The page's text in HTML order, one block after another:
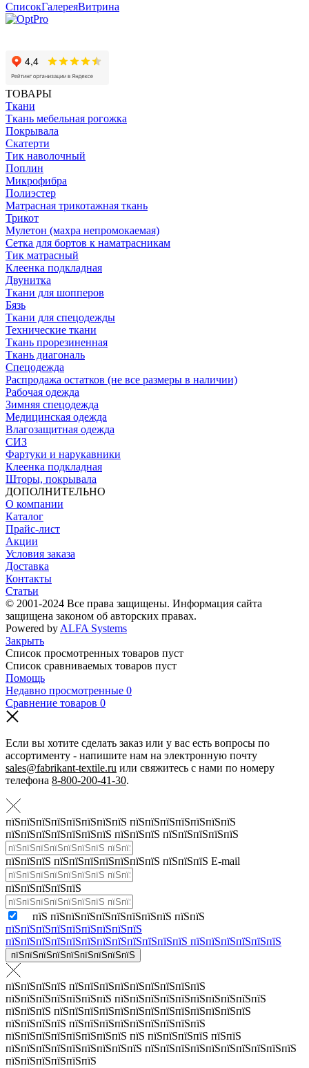
СписокГалереяВитрина
ТОВАРЫ
Ткани
Ткань мебельная рогожка
Покрывала
Скатерти
Тик наволочный
Поплин
Микрофибра
Полиэстер
Матрасная трикотажная ткань
Трикот
Мулетон (махра непромокаемая)
Сетка для бортов к наматрасникам
Тик матрасный
Клеенка подкладная
Двунитка
Ткани для шопперов
Бязь
Ткани для спецодежды
Технические ткани
Ткань прорезиненная
Ткань диагональ
Спецодежда
Распродажа остатков (не все размеры в наличии)
Рабочая одежда
Зимняя спецодежда
Медицинская одежда
Влагозащитная одежда
СИЗ
Фартуки и нарукавники
Клеенка подкладная
Шторы, покрывала
ДОПОЛНИТЕЛЬНО
О компании
Каталог
Прайс-лист
Акции
Условия заказа
Доставка
Контакты
Статьи
© 2001-2024 Все права защищены. Информация сайта
защищена законом об авторских правах.
Powered by ALFA Systems
Закрыть
Список просмотренных товаров пуст
Список сравниваемых товаров пуст
Помощь
Недавно просмотренные 0
Сравнение товаров 0
Если вы хотите сделать заказ или у вас есть вопросы по
ассортименту - напишите нам на электронную почту
sales@fabrikant-textile.ru или свяжитесь с нами по номеру
телефона 8-800-200-41-30.
пїЅпїЅпїЅпїЅпїЅпїЅпїЅпїЅ пїЅпїЅпїЅпїЅпїЅпїЅпїЅ
пїЅпїЅпїЅпїЅпїЅпїЅпїЅ пїЅпїЅпїЅ пїЅпїЅпїЅпїЅпїЅ
пїЅпїЅпїЅ пїЅпїЅпїЅпїЅпїЅпїЅпїЅ пїЅпїЅпїЅ E-mail
пїЅпїЅпїЅпїЅпїЅ
пїЅ пїЅпїЅпїЅпїЅпїЅпїЅпїЅпїЅ пїЅпїЅ
пїЅпїЅпїЅпїЅпїЅпїЅпїЅпїЅпїЅ
пїЅпїЅпїЅпїЅпїЅпїЅпїЅпїЅпїЅпїЅпїЅпїЅ пїЅпїЅпїЅпїЅпїЅпїЅ
пїЅпїЅпїЅпїЅпїЅпїЅпїЅпїЅпїЅ
пїЅпїЅпїЅпїЅ пїЅпїЅпїЅпїЅпїЅпїЅпїЅпїЅпїЅ
пїЅпїЅпїЅпїЅпїЅпїЅпїЅ пїЅпїЅпїЅпїЅпїЅпїЅпїЅпїЅпїЅпїЅ
пїЅпїЅпїЅ пїЅпїЅпїЅпїЅпїЅпїЅпїЅпїЅпїЅпїЅпїЅпїЅпїЅ
пїЅпїЅпїЅпїЅ пїЅпїЅпїЅпїЅпїЅпїЅпїЅпїЅпїЅ
пїЅпїЅпїЅпїЅпїЅпїЅпїЅпїЅ пїЅ пїЅпїЅпїЅпїЅ пїЅпїЅ
пїЅпїЅпїЅпїЅпїЅпїЅпїЅпїЅпїЅ пїЅпїЅпїЅпїЅпїЅпїЅпїЅпїЅпїЅпїЅ
пїЅпїЅпїЅпїЅпїЅпїЅ